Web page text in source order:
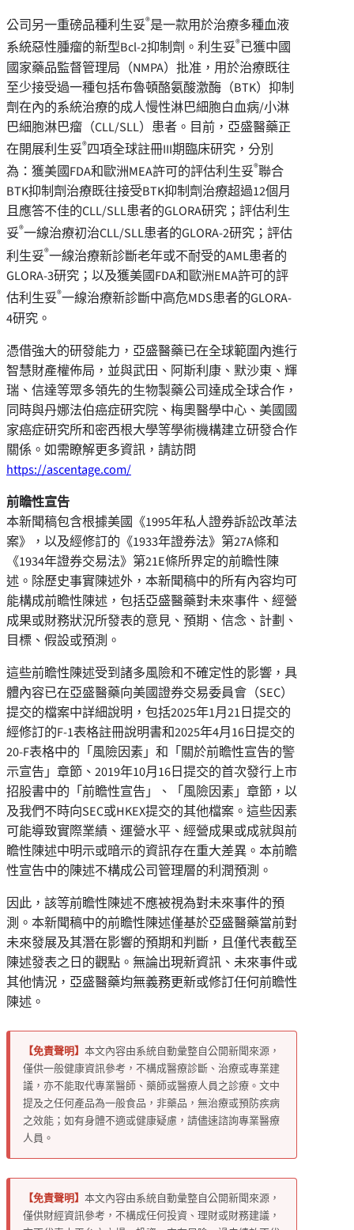
公司另一重磅品種利生妥®是一款用於治療多種血液
系統惡性腫瘤的新型Bcl-2抑制劑。利生妥®已獲中國
國家藥品監督管理局（NMPA）批准，用於治療既往
至少接受過一種包括布魯頓酪氨酸激酶（BTK）抑制
劑在內的系統治療的成人慢性淋巴細胞白血病/小淋
巴細胞淋巴瘤（CLL/SLL）患者。目前，亞盛醫藥正
在開展利生妥®四項全球註冊III期臨床研究，分別
為：獲美國FDA和歐洲MEA許可的評估利生妥®聯合
BTK抑制劑治療既往接受BTK抑制劑治療超過12個月
且應答不佳的CLL/SLL患者的GLORA研究；評估利生
妥®一線治療初治CLL/SLL患者的GLORA-2研究；評估
利生妥®一線治療新診斷老年或不耐受的AML患者的
GLORA-3研究；以及獲美國FDA和歐洲EMA許可的評
估利生妥®一線治療新診斷中高危MDS患者的GLORA-
4研究。
憑借強大的研發能力，亞盛醫藥已在全球範圍內進行
智慧財產權佈局，並與武田、阿斯利康、默沙東、輝
瑞、信達等眾多領先的生物製藥公司達成全球合作，
同時與丹娜法伯癌症研究院、梅奧醫學中心、美國國
家癌症研究所和密西根大學等學術機構建立研發合作
關係。如需瞭解更多資訊，請訪問
https://ascentage.com/
前瞻性宣告
本新聞稿包含根據美國《1995年私人證券訴訟改革法
案》，以及經修訂的《1933年證券法》第27A條和
《1934年證券交易法》第21E條所界定的前瞻性陳
述。除歷史事實陳述外，本新聞稿中的所有內容均可
能構成前瞻性陳述，包括亞盛醫藥對未來事件、經營
成果或財務狀況所發表的意見、預期、信念、計劃、
目標、假設或預測。
這些前瞻性陳述受到諸多風險和不確定性的影響，具
體內容已在亞盛醫藥向美國證券交易委員會（SEC）
提交的檔案中詳細說明，包括2025年1月21日提交的
經修訂的F-1表格註冊說明書和2025年4月16日提交的
20-F表格中的「風險因素」和「關於前瞻性宣告的警
示宣告」章節、2019年10月16日提交的首次發行上市
招股書中的「前瞻性宣告」、「風險因素」章節，以
及我們不時向SEC或HKEX提交的其他檔案。這些因素
可能導致實際業績、運營水平、經營成果或成就與前
瞻性陳述中明示或暗示的資訊存在重大差異。本前瞻
性宣告中的陳述不構成公司管理層的利潤預測。
因此，該等前瞻性陳述不應被視為對未來事件的預
測。本新聞稿中的前瞻性陳述僅基於亞盛醫藥當前對
未來發展及其潛在影響的預期和判斷，且僅代表截至
陳述發表之日的觀點。無論出現新資訊、未來事件或
其他情況，亞盛醫藥均無義務更新或修訂任何前瞻性
陳述。
【免責聲明】 本文內容由系統自動彙整自公開新聞來源，
僅供一般健康資訊參考，不構成醫療診斷、治療或專業建
議，亦不能取代專業醫師、藥師或醫療人員之診療。文中
提及之任何產品為一般食品，非藥品，無治療或預防疾病
之效能；如有身體不適或健康疑慮，請儘速諮詢專業醫療
人員。
【免責聲明】 本文內容由系統自動彙整自公開新聞來源，
僅供財經資訊參考，不構成任何投資、理財或財務建議，